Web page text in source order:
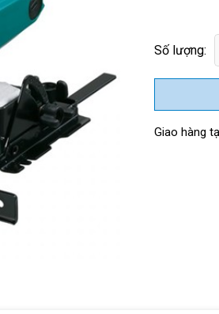
Máy cưa
Giao hàng